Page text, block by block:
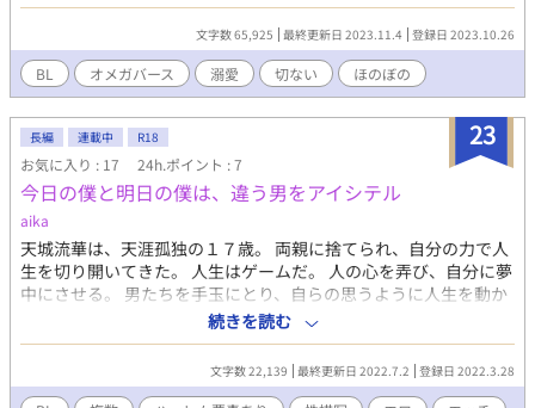
ージで、今月だけ覗いてもらえると嬉しいです😋 よろしくお願い
します😋 https://saitoruru0116.fanbox.cc/
ュアでウブだった。 彼をマンションへ連れ込み、すぐにベッド
へいざなうつもりの真。 しかし杏は、腕が鳴ります、と掃除機
を要求してくる始末だ。 苦笑いの真は彼との関係をキス程度で
済ませ、しばらく合わせることにした。 一方『キャンドル』に
は、真に恋するスタッフ・詩央（しお）が勤めていた。 彼に
は、杏の存在が気になって仕方がない。 熱っぽい、と休憩室で
真を待ち、大胆に誘う。 自店のスタッフには手を付けない、が
信条の真だったが、そんな詩央には勝てず、肌を合わせる。 ま
だまだお子様の杏には無い、大人の魅力を持つ詩央と、熱いひと
ときを過ごした。 マンションに帰って、詩央と寝たことを真は
気軽に杏に話した。 すると彼は、ぽろぽろと涙をこぼして泣き
出してしまう。 一緒に暮らし、キスをしたりしているのだ。
杏は、真を勝手に恋人だと思い込んでしまっていた。 困惑する
真だったが、彼とふれあうことで幸せな気持ちになれることは確
かだ。 生まれて初めて、真は真剣に恋の相手と向き合い始め
た。 いきなりベッドイン、ではなく、手順を踏んでまずはデー
トから。 デートして、手をつないで。ドキドキしながらキスを
文字数 65,925 最終更新日 2023.11.4 登録日 2023.10.26
BL オメガバース 溺愛 切ない ほのぼの
23
長編 連載中 R18
お気に入り : 17 24h.ポイント : 7
今日の僕と明日の僕は、違う男をアイシテル
aika
天城流華は、天涯孤独の１７歳。 両親に捨てられ、自分の力で人
生を切り開いてきた。 人生はゲームだ。 人の心を弄び、自分に夢
中にさせる。 男たちを手玉にとり、自らの思うように人生を動か
していた。 ある日の学校帰り。 いつもの帰り道を歩いていたはず
が、古びた洋館の廃墟に迷い込んでしまう。 廃墟の扉が開き、導
かれるように建物に足を踏み入れると、 暗闇の中に、綺麗な花の
装飾があしらわれた丸い鏡が浮かび上がった。 鏡の中に、天使の
続きを読む
文字数 22,139 最終更新日 2022.7.2 登録日 2022.3.28